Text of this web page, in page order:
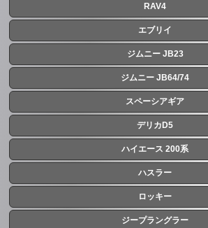
RAV4
エブリイ
ジムニー JB23
ジムニー JB64/74
スペーシアギア
デリカD5
ハイエース 200系
ハスラー
ロッキー
ジープラングラー